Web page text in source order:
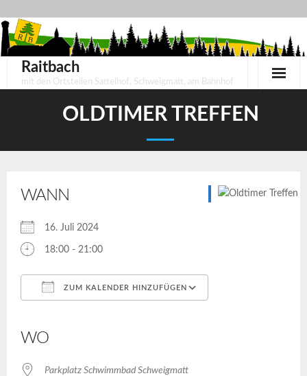
Skip
to
contentRaitbach
mit den Ortsteilen Sattelhof, Schweigmatt, am Bahnhof
OLDTIMER TREFFEN
WANN
16. Juli 2024
18:00 - 21:00
ZUM KALENDER HINZUFÜGEN
WO
Parkplatz Schwimmbad Schweigmatt